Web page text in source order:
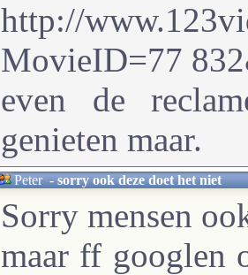
http://
MovieID=77
even de
genieten maar.
Peter-sorry ook deze doet het niet
Sorry mensen
maar ff googlen